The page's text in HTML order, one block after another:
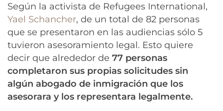
Según la activista de Refugees International,
Yael Schancher, de un total de 82 personas
que se presentaron en las audiencias sólo 5
tuvieron asesoramiento legal. Esto quiere
decir que alrededor de 77 personas
completaron sus propias solicitudes sin
algún abogado de inmigración que los
asesorara y los representara legalmente.